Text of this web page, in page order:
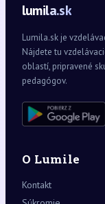
lumila.sk
Lumila.sk je
Nájdete tu
oblastí, pripravené
pedagógov.
O Lumile
Kontakt